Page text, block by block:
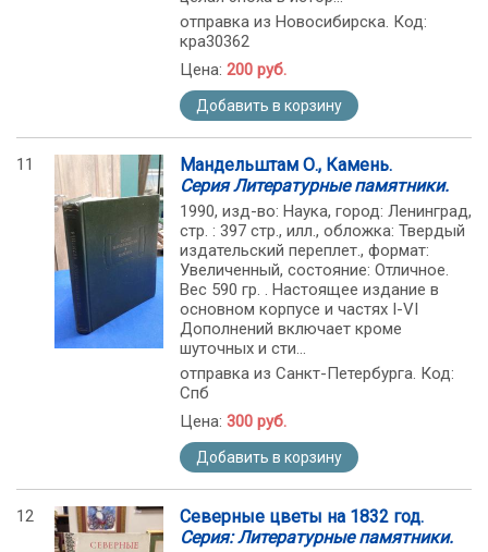
отправка из Новосибирска. Код:
кра30362
Цена: 200 руб.
Добавить в корзину
11
Мандельштам О., Камень.
Серия Литературные памятники.
1990, изд-во: Наука, город: Ленинград,
стр. : 397 стр., илл., обложка: Твердый
издательский переплет., формат:
Увеличенный, состояние: Отличное.
Вес 590 гр. . Настоящее издание в
основном корпусе и частях I-VI
Дополнений включает кроме
шуточных и сти...
отправка из Санкт-Петербурга. Код:
Спб
Цена: 300 руб.
Добавить в корзину
12
Северные цветы на 1832 год.
Серия: Литературные памятники.